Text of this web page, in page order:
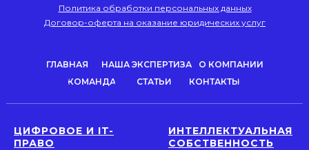
КОМАНДА СТАТЬИ КОНТАКТЫ
НАША ЭКСПЕРТИЗА О КОМПАНИИ
ГЛАВНАЯ
Политика обработки персональных данных
Договор-оферта на оказание юридических услуг
ЦИФРОВОЕ И IT-
ПРАВО
ИНТЕЛЛЕКТУАЛЬНАЯ
СОБСТВЕННОСТЬ